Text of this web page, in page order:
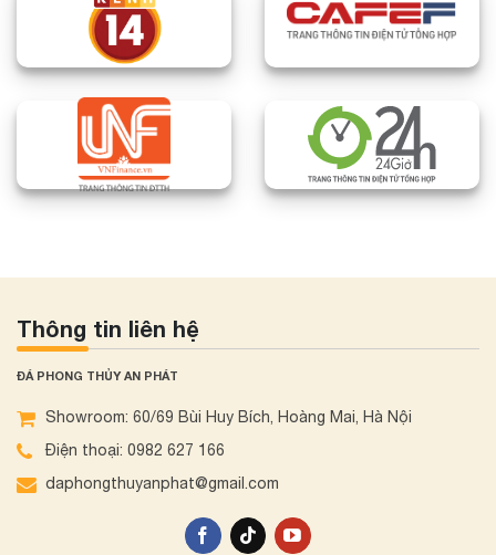
Thông tin liên hệ
ĐÁ PHONG THỦY AN PHÁT
Showroom: 60/69 Bùi Huy Bích, Hoàng Mai, Hà Nội
Điện thoại: 0982 627 166
daphongthuyanphat@gmail.com